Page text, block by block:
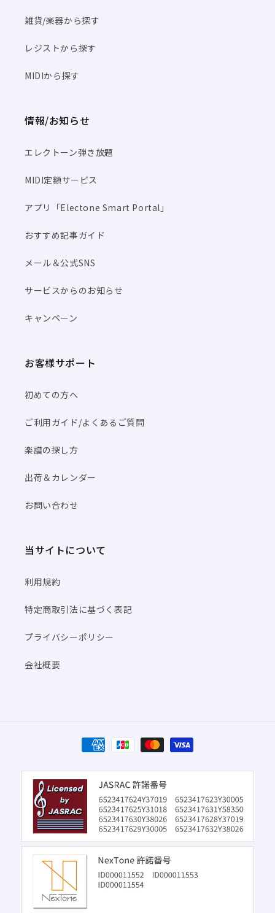
雑貨/楽器から探す
レジストから探す
MIDIから探す
情報/お知らせ
エレクトーン弾き放題
MIDI定額サービス
アプリ「Electone Smart Portal」
おすすめ記事ガイド
メール＆公式SNS
サービスからのお知らせ
キャンペーン
お客様サポート
初めての方へ
ご利用ガイド/よくあるご質問
楽譜の探し方
出荷＆カレンダー
お問い合わせ
当サイトについて
利用規約
特定商取引法に基づく表記
プライバシーポリシー
会社概要
決
済
方
法